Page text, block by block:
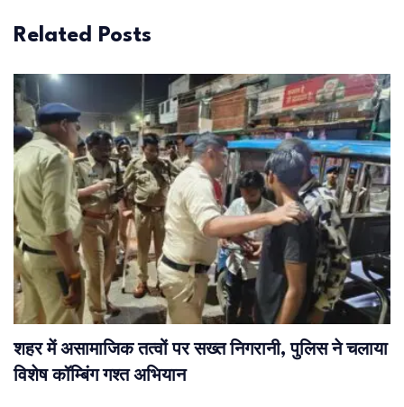
Related Posts
शहर में असामाजिक तत्वों पर सख्त निगरानी, पुलिस ने चलाया
विशेष कॉम्बिंग गश्त अभियान